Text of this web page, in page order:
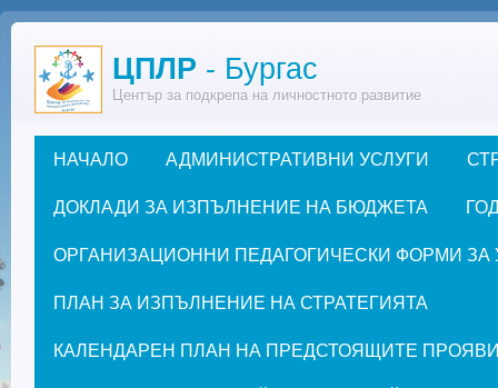
Премини към основното съдържание
ЦПЛР - Бургас
Център за подкрепа на личностното развитие
Основно меню
НАЧАЛО АДМИНИСТРАТИВНИ УСЛУГИ
ДОКЛАДИ ЗА ИЗПЪЛНЕНИЕ НА БЮДЖЕТА
ОРГАНИЗАЦИОННИ ПЕДАГОГИЧЕСКИ ФОРМИ ЗА
ПЛАН ЗА ИЗПЪЛНЕНИЕ НА СТРАТЕГИЯТА
КАЛЕНДАРЕН ПЛАН НА ПРЕДСТОЯЩИТЕ ПРОЯВИ